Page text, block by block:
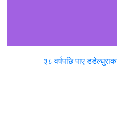
३८ वर्षपछि पाए